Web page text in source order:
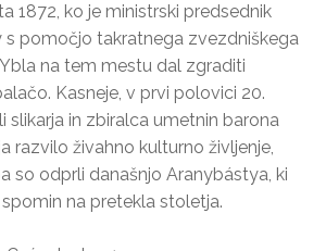
1872, ko je ministrski predsednik
s pomočjo takratnega zvezdniškega
na tem mestu dal zgraditi
Kasneje, v prvi polovici 20.
slikarja in zbiralca umetnin barona
razvilo živahno kulturno življenje,
so odprli današnjo Aranybástya, ki
na pretekla stoletja.